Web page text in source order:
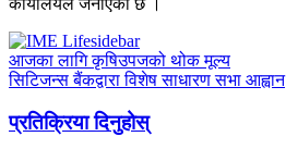
कार्यालयले जनाएको छ ।
आजका लागि कृषिउपजको थोक मूल्य
सिटिजन्स बैंकद्वारा विशेष साधारण सभा आह्वान
प्रतिक्रिया दिनुहोस्